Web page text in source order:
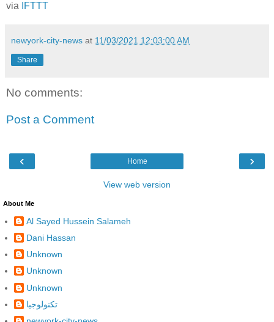
via
IFTTT
newyork-city-news at 11/03/2021 12:03:00 AM
Share
No comments:
Post a Comment
‹ ›
Home
View web version
About Me
Al Sayed Hussein Salameh
Dani Hassan
Unknown
Unknown
Unknown
تكنولوجيا